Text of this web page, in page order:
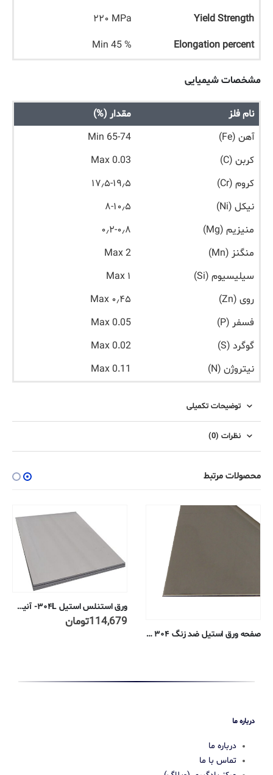
Yield Strength
۲۲۰ MPa
Elongation percent
Min 45 %
مشخصات شیمیایی
نام فلز
مقدار (%)
آهن (Fe)
Min 65-74
کربن (C)
Max 0.03
کروم (Cr)
۱۷٫۵-۱۹٫۵
نیکل (Ni)
۸-۱۰٫۵
منیزیم (Mg)
۰٫۲-۰٫۸
منگنز (Mn)
Max 2
سیلیسیوم (Si)
۱ Max
روی (Zn)
۰٫۴۵ Max
فسفر (P)
Max 0.05
گوگرد (S)
Max 0.02
نیتروژن (N)
Max 0.11
توضیحات تکمیلی
نظرات (0)
محصولات مرتبط
صفحه ورق استیل ضد زنگ ۳۰۴ – ۰٫۰۶۱ سانتی متر – ۲B آنیل
ورق استنلس استیل ۳۰۴L- آنیل شده- ۲B- ضخامت ۰٫۴ میلیمتر
112,845
درباره ما
درباره ما
تماس با ما